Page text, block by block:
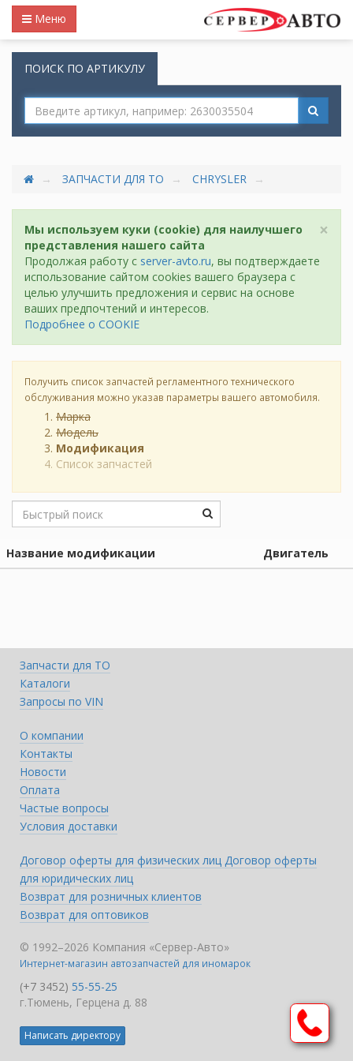
Меню
ПОИСК ПО АРТИКУЛУ
ЗАПЧАСТИ ДЛЯ ТО CHRYSLER
×
Мы используем куки (cookie) для наилучшего
представления нашего сайта
Продолжая работу с server-avto.ru, вы подтверждаете
использование сайтом cookies вашего браузера с
целью улучшить предложения и сервис на основе
ваших предпочтений и интересов.
Подробнее о COOKIE
Получить список запчастей регламентного технического
обслуживания можно указав параметры вашего автомобиля.
Марка
Модель
Модификация
Список запчастей
Название модификации Двигатель
Запчасти для ТО
Каталоги
Запросы по VIN
О компании
Контакты
Новости
Оплата
Частые вопросы
Условия доставки
Договор оферты для физических лиц Договор оферты
для юридических лиц
Возврат для розничных клиентов
Возврат для оптовиков
© 1992–2026 Компания «Сервер-Авто»
Интернет-магазин автозапчастей для иномарок
(+7 3452) 55-55-25
г.Тюмень, Герцена д. 88
Написать директору